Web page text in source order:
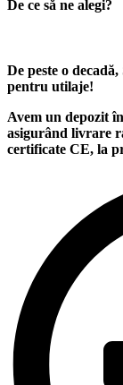
De ce să ne alegi?
De peste o
pentru utilaje!
Avem un depozit
asigurând livrare
certificate CE, la